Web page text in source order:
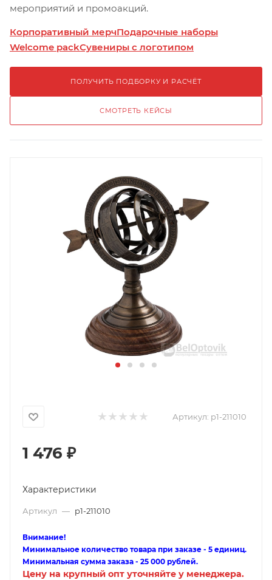
мероприятий и промоакций.
Корпоративный мерчПодарочные наборы
Welcome packСувениры с логотипом
ПОЛУЧИТЬ ПОДБОРКУ И РАСЧЁТ
СМОТРЕТЬ КЕЙСЫ
Артикул: p1-211010
1 476 ₽
Характеристики
Артикул — p1-211010
Внимание!
Минимальное количество товара при заказе - 5 единиц.
Минимальная сумма заказа - 25 000 рублей.
Цену на крупный опт уточняйте у менеджера.